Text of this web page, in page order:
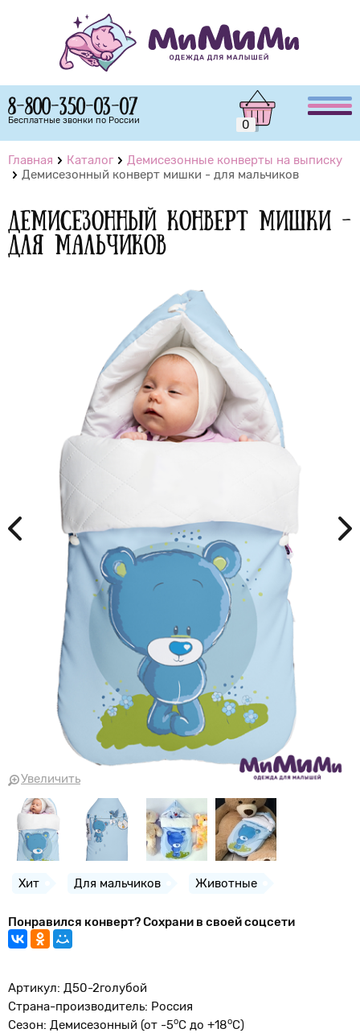
8-800-350-03-07
Бесплатные звонки по России 0
Главная Каталог
Демисезонные конверты на выписку
Демисезонный конверт мишки - для мальчиков
Демисезонный конверт мишки -
для мальчиков
Увеличить
Хит Для мальчиков Животные
Понравился конверт? Сохрани в своей соцсети
Артикул: Д50-2голубой
Страна-производитель: Россия
Сезон: Демисезонный (от -5оС до +18oС)